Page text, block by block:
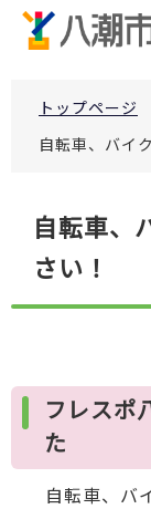
トップページ
自転車、バイ
自転車、
さい！
フレスポ
た
自転車、バ